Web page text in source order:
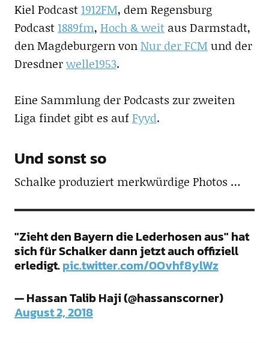
Kiel Podcast1912FM, dem Regensburg
Podcast1889fm, Hoch & weitaus Darmstadt,
den Magdeburgern vonNur der FCM und der
Dresdnerwelle1953.
Eine Sammlung der Podcasts zur zweiten
Liga findet gibt es aufFyyd.
Und sonst so
Schalke produziert merkwürdige Photos …
"Zieht den Bayern die Lederhosen aus" hat
sich für Schalker dann jetzt auch offiziell
erledigt.pic.twitter.com/0Ovhf8ylWz
— Hassan Talib Haji (@hassanscorner)
August 2, 2018